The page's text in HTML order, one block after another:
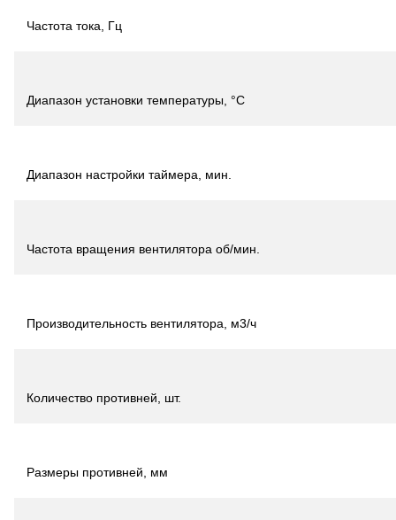
Частота тока, Гц
Диапазон установки температуры, °С
Диапазон настройки таймера, мин.
Частота вращения вентилятора об/мин.
Производительность вентилятора, м3/ч
Количество противней, шт.
Размеры противней, мм